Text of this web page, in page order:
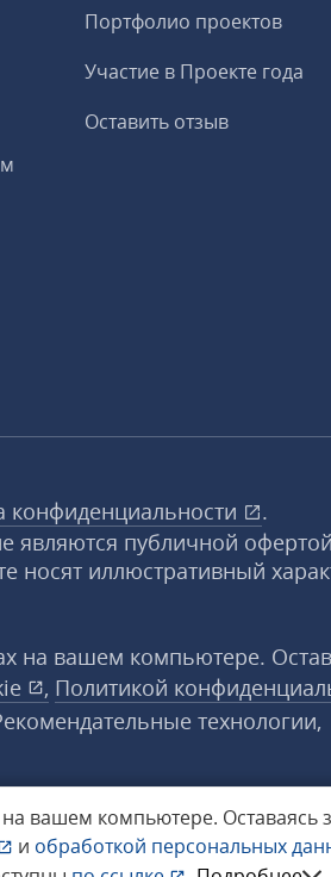
на вашем компьютере. Оставаясь
и обработкой персональных
Портфолио проектов
Участие в Проекте года
Оставить отзыв
конфиденциальности
.
являются публичной
носят иллюстративный
на вашем компьютере.
, Политикой
технологии,